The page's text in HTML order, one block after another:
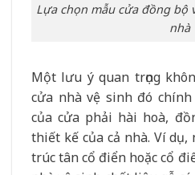
Lựa chọn mẫu cửa đồng bộ
nhà
Một lưu ý quan trọng
cửa nhà vệ sinh đó
của cửa phải hài hoà,
thiết kế của cả nhà. Ví
trúc tân cổ điển hoặc cổ